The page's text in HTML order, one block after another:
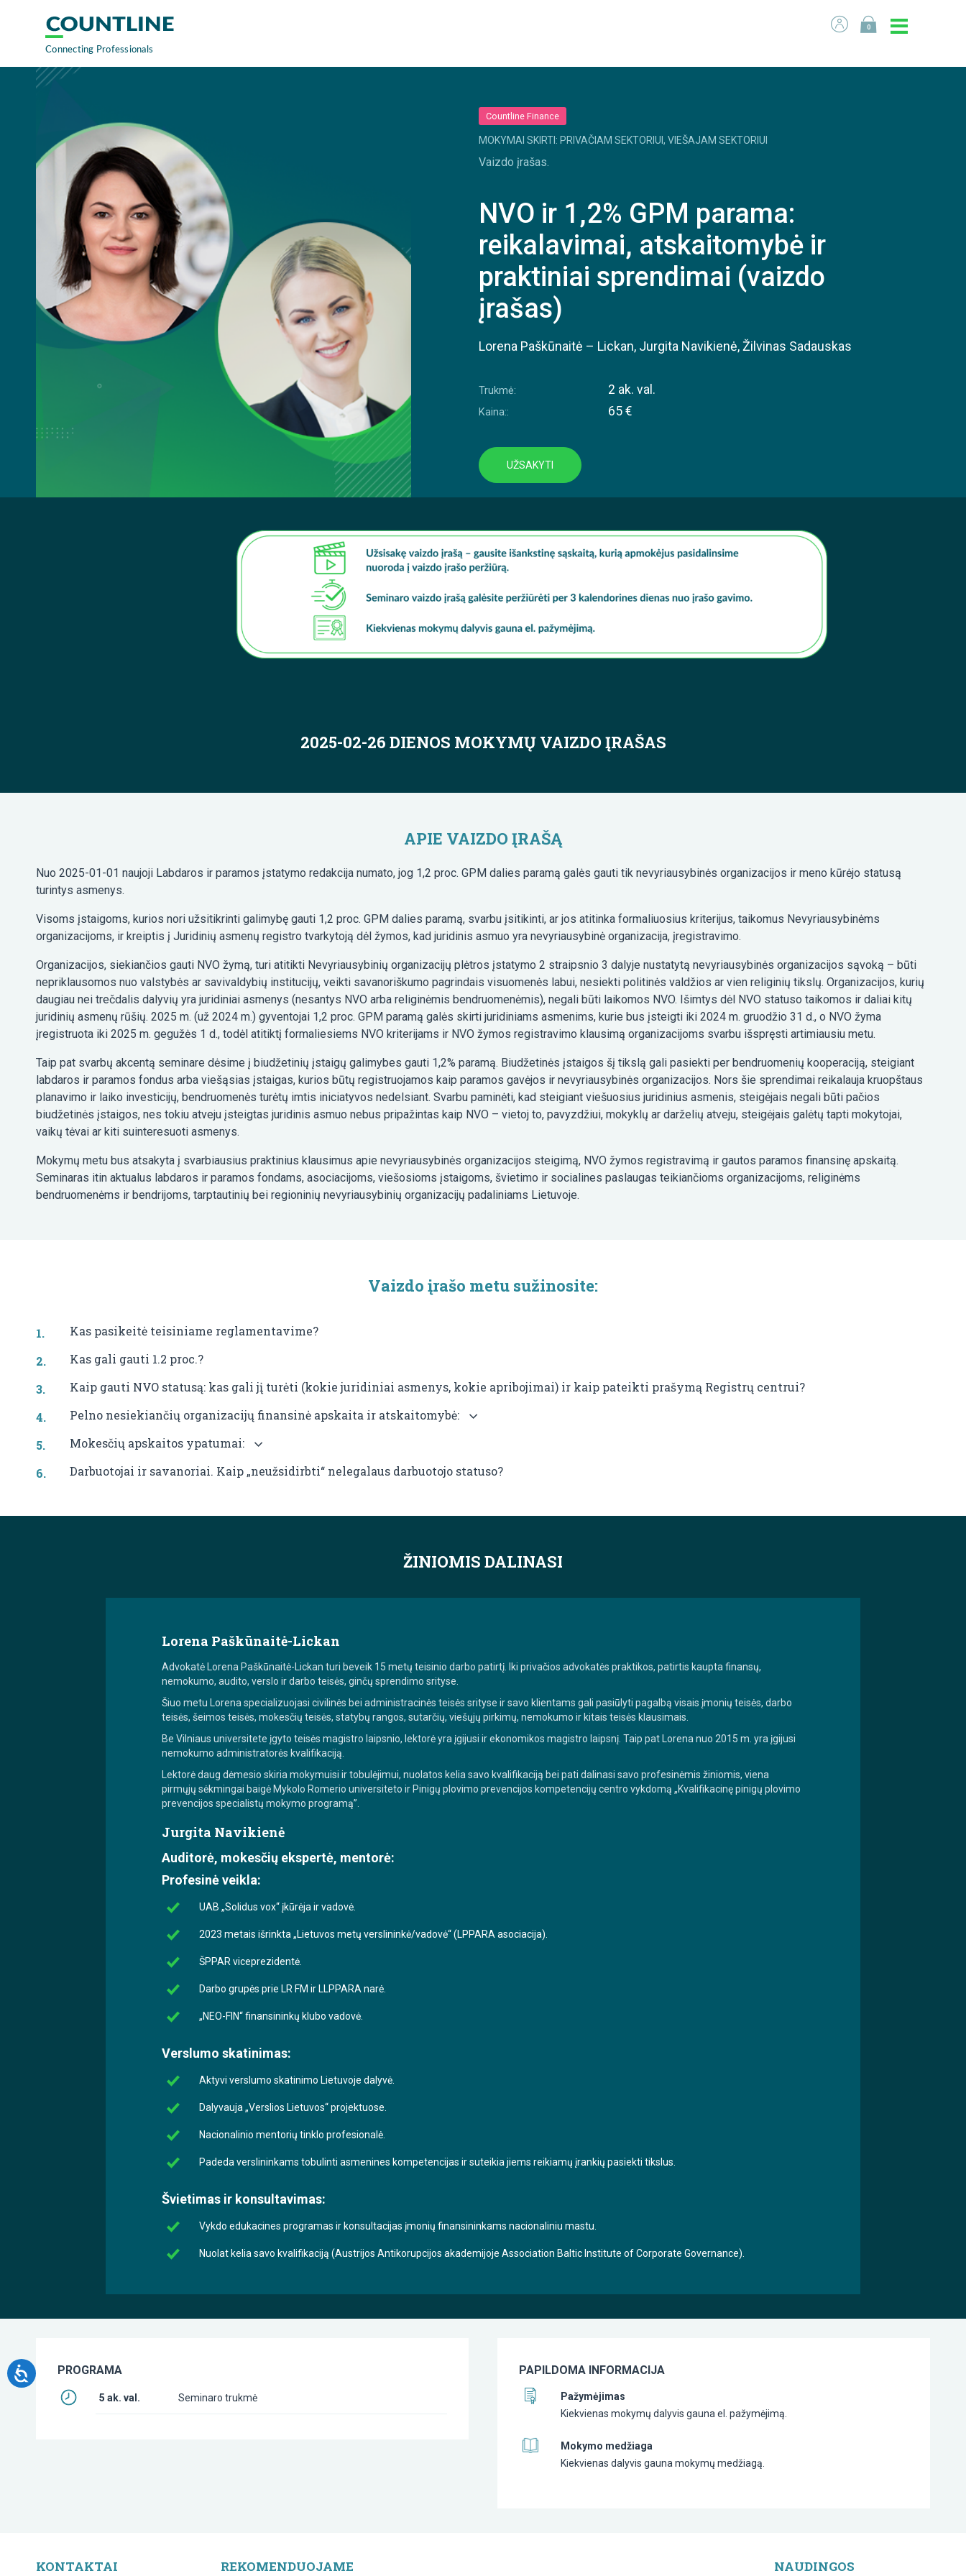
0
Countline Finance
MOKYMAI SKIRTI: PRIVAČIAM SEKTORIUI, VIEŠAJAM SEKTORIUI
Vaizdo įrašas.
NVO ir 1,2% GPM parama:
reikalavimai, atskaitomybė ir
praktiniai sprendimai (vaizdo
įrašas)
Lorena Paškūnaitė – Lickan, Jurgita Navikienė,Žilvinas Sadauskas
Trukmė: 2 ak. val.
Kaina:: 65 €
UŽSAKYTI
2025-02-26 DIENOS MOKYMŲ VAIZDO ĮRAŠAS
APIE VAIZDO ĮRAŠĄ
Nuo 2025-01-01 naujoji Labdaros ir paramos įstatymo redakcija numato, jog 1,2 proc. GPM dalies paramą galės gauti tik nevyriausybinės organizacijos ir meno kūrėjo statusą
turintys asmenys.
Visoms įstaigoms, kurios nori užsitikrinti galimybę gauti 1,2 proc. GPM dalies paramą, svarbu įsitikinti, ar jos atitinka formaliuosius kriterijus, taikomus Nevyriausybinėms
organizacijoms, ir kreiptis į Juridinių asmenų registro tvarkytoją dėl žymos, kad juridinis asmuo yra nevyriausybinė organizacija, įregistravimo.
Organizacijos, siekiančios gauti NVO žymą, turi atitikti Nevyriausybinių organizacijų plėtros įstatymo 2 straipsnio 3 dalyje nustatytą nevyriausybinės organizacijos sąvoką – būti
nepriklausomos nuo valstybės ar savivaldybių institucijų, veikti savanoriškumo pagrindais visuomenės labui, nesiekti politinės valdžios ar vien religinių tikslų. Organizacijos, kurių
daugiau nei trečdalis dalyvių yra juridiniai asmenys (nesantys NVO arba religinėmis bendruomenėmis), negali būti laikomos NVO. Išimtys dėl NVO statuso taikomos ir daliai kitų
juridinių asmenų rūšių. 2025 m. (už 2024 m.) gyventojai 1,2 proc. GPM paramą galės skirti juridiniams asmenims, kurie bus įsteigti iki 2024 m. gruodžio 31 d., o NVO žyma
įregistruota iki 2025 m. gegužės 1 d., todėl atitiktį formaliesiems NVO kriterijams ir NVO žymos registravimo klausimą organizacijoms svarbu išspręsti artimiausiu metu.
Taip pat svarbų akcentą seminare dėsime į biudžetinių įstaigų galimybes gauti 1,2% paramą. Biudžetinės įstaigos šį tikslą gali pasiekti per bendruomenių kooperaciją, steigiant
labdaros ir paramos fondus arba viešąsias įstaigas, kurios būtų registruojamos kaip paramos gavėjos ir nevyriausybinės organizacijos. Nors šie sprendimai reikalauja kruopštaus
planavimo ir laiko investicijų, bendruomenės turėtų imtis iniciatyvos nedelsiant. Svarbu paminėti, kad steigiant viešuosius juridinius asmenis, steigėjais negali būti pačios
biudžetinės įstaigos, nes tokiu atveju įsteigtas juridinis asmuo nebus pripažintas kaip NVO – vietoj to, pavyzdžiui, mokyklų ar darželių atveju, steigėjais galėtų tapti mokytojai,
vaikų tėvai ar kiti suinteresuoti asmenys.
Mokymų metu bus atsakyta į svarbiausius praktinius klausimus apie nevyriausybinės organizacijos steigimą, NVO žymos registravimą ir gautos paramos finansinę apskaitą.
Seminaras itin aktualus labdaros ir paramos fondams, asociacijoms, viešosioms įstaigoms, švietimo ir socialines paslaugas teikiančioms organizacijoms, religinėms
bendruomenėms ir bendrijoms, tarptautinių bei regioninių nevyriausybinių organizacijų padaliniams Lietuvoje.
Vaizdo įrašo metu sužinosite:
Kas pasikeitė teisiniame reglamentavime?
Kas gali gauti 1.2 proc.?
Kaip gauti NVO statusą: kas gali jį turėti (kokie juridiniai asmenys, kokie apribojimai) ir kaip pateikti prašymą Registrų centrui?
Pelno nesiekiančių organizacijų finansinė apskaita ir atskaitomybė:
Mokesčių apskaitos ypatumai:
Darbuotojai ir savanoriai. Kaip „neužsidirbti“ nelegalaus darbuotojo statuso?
ŽINIOMIS DALINASI
Lorena Paškūnaitė-Lickan
Advokatė Lorena Paškūnaitė-Lickan turi beveik 15 metų teisinio darbo patirtį. Iki privačios advokatės praktikos, patirtis kaupta finansų,
nemokumo, audito, verslo ir darbo teisės, ginčų sprendimo srityse.
Šiuo metu Lorena specializuojasi civilinės bei administracinės teisės srityse ir savo klientams gali pasiūlyti pagalbą visais įmonių teisės, darbo
teisės, šeimos teisės, mokesčių teisės, statybų rangos, sutarčių, viešųjų pirkimų, nemokumo ir kitais teisės klausimais.
Be Vilniaus universitete įgyto teisės magistro laipsnio, lektorė yra įgijusi ir ekonomikos magistro laipsnį. Taip pat Lorena nuo 2015 m. yra įgijusi
nemokumo administratorės kvalifikaciją.
Lektorė daug dėmesio skiria mokymuisi ir tobulėjimui, nuolatos kelia savo kvalifikaciją bei pati dalinasi savo profesinėmis žiniomis, viena
pirmųjų sėkmingai baigė Mykolo Romerio universiteto ir Pinigų plovimo prevencijos kompetencijų centro vykdomą „Kvalifikacinę pinigų plovimo
prevencijos specialistų mokymo programą”.
Jurgita Navikienė
Auditorė, mokesčių ekspertė, mentorė:
Profesinė veikla:
UAB „Solidus vox“ įkūrėja ir vadovė.
2023 metais išrinkta „Lietuvos metų verslininkė/vadovė“ (LPPARA asociacija).
ŠPPAR viceprezidentė.
Darbo grupės prie LR FM ir LLPPARA narė.
„NEO-FIN“ finansininkų klubo vadovė.
Verslumo skatinimas:
Aktyvi verslumo skatinimo Lietuvoje dalyvė.
Dalyvauja „Verslios Lietuvos“ projektuose.
Nacionalinio mentorių tinklo profesionalė.
Padeda verslininkams tobulinti asmenines kompetencijas ir suteikia jiems reikiamų įrankių pasiekti tikslus.
Švietimas ir konsultavimas:
Vykdo edukacines programas ir konsultacijas įmonių finansininkams nacionaliniu mastu.
Nuolat kelia savo kvalifikaciją (Austrijos Antikorupcijos akademijoje Association Baltic Institute of Corporate Governance).
PROGRAMA
5 ak. val. Seminaro trukmė
PAPILDOMA INFORMACIJA
Pažymėjimas
Kiekvienas mokymų dalyvis gauna el. pažymėjimą.
Mokymo medžiaga
Kiekvienas dalyvis gauna mokymų medžiagą.
KONTAKTAI REKOMENDUOJAME
NAUDINGOS